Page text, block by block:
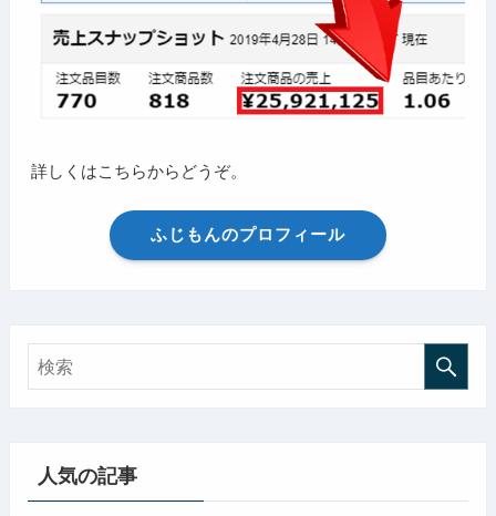
詳しくはこちらからどうぞ。
ふじもんのプロフィール
人気の記事